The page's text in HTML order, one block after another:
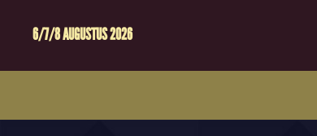
6/7/8 AUGUSTUS 2026